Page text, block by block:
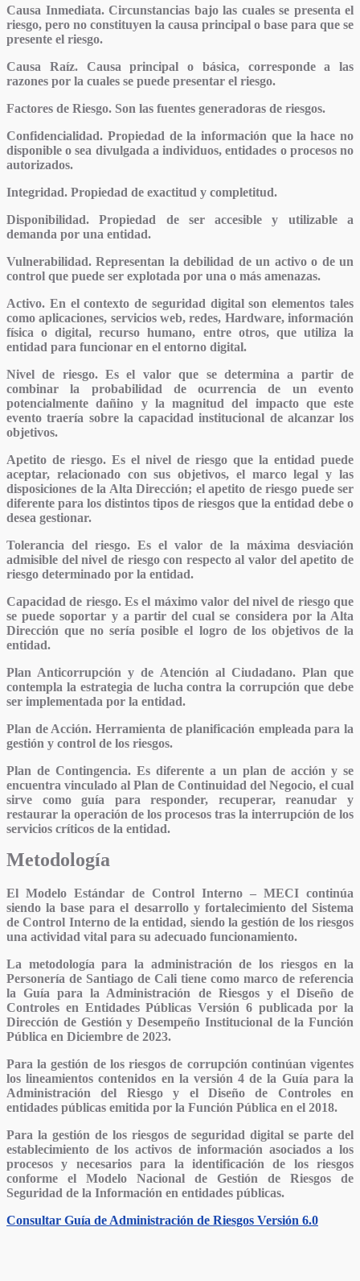
Causa Inmediata.Circunstancias bajo las cuales se presenta el
riesgo, pero no constituyen la causa principal o base para que se
presente el riesgo.
Causa Raíz.Causa principal o básica, corresponde a las
razones por la cuales se puede presentar el riesgo.
Factores de Riesgo. Son las fuentes generadoras de riesgos.
Confidencialidad. Propiedad de la información que la hace no
disponible o sea divulgada a individuos, entidades o procesos no
autorizados.
Integridad. Propiedad de exactitud y completitud.
Disponibilidad. Propiedad de ser accesible y utilizable a
demanda por una entidad.
Vulnerabilidad. Representan la debilidad de un activo o de un
control que puede ser explotada por una o más amenazas.
Activo. En el contexto de seguridad digital son elementos tales
como aplicaciones, servicios web, redes, Hardware, información
física o digital, recurso humano, entre otros, que utiliza la
entidad para funcionar en el entorno digital.
Nivel de riesgo.Es el valor que se determina a partir de
combinar la probabilidad de ocurrencia de un evento
potencialmente dañino y la magnitud del impacto que este
evento traería sobre la capacidad institucional de alcanzar los
objetivos.
Apetito de riesgo. Es el nivel de riesgo que la entidad puede
aceptar, relacionado con sus objetivos, el marco legal y las
disposiciones de la Alta Dirección; el apetito de riesgo puede ser
diferente para los distintos tipos de riesgos que la entidad debe o
desea gestionar.
Tolerancia del riesgo. Es el valor de la máxima desviación
admisible del nivel de riesgo con respecto al valor del apetito de
riesgo determinado por la entidad.
Capacidad de riesgo.Es el máximo valor del nivel de riesgo que
se puede soportar y a partir del cual se considera por la Alta
Dirección que no sería posible el logro de los objetivos de la
entidad.
Plan Anticorrupción y de Atención al Ciudadano.Plan que
contempla la estrategia de lucha contra la corrupción que debe
ser implementada por la entidad.
Plan de Acción. Herramienta de planificación empleada para la
gestión y control de los riesgos.
Plan de Contingencia. Es diferente a un plan de acción y se
encuentra vinculado al Plan de Continuidad del Negocio, el cual
sirve como guía para responder, recuperar, reanudar y
restaurar la operación de los procesos tras la interrupción de los
servicios críticos de la entidad.
Metodología
El Modelo Estándar de Control Interno – MECI continúa
siendo la base para el desarrollo y fortalecimiento del Sistema
de Control Interno de la entidad, siendo la gestión de los riesgos
una actividad vital para su adecuado funcionamiento.
La metodología para la administración de los riesgos en la
Personería de Santiago de Cali tiene como marco de referencia
laGuía para la Administración de Riesgos y el Diseño de
Controles en Entidades Públicas Versión 6 publicada por la
Dirección de Gestión y Desempeño Institucional de la Función
Pública en Diciembre de 2023.
Para la gestión de los riesgos de corrupción continúan vigentes
los lineamientos contenidos en la versión 4 de la Guía para la
Administración del Riesgo y el Diseño de Controles en
entidades públicas emitida por la Función Pública en el 2018.
Para la gestión de los riesgos de seguridad digital se parte del
establecimiento de los activos de información asociados a los
procesos y necesarios para la identificación de los riesgos
conforme el Modelo Nacional de Gestión de Riesgos de
Seguridad de la Información en entidades públicas.
Consultar Guía de Administración de Riesgos Versión 6.0